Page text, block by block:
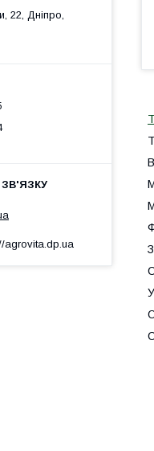
22, Дніпро,
agrovita.dp.ua